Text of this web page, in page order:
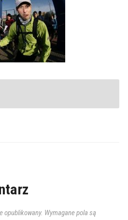
opublikowany. Wymagane pola są